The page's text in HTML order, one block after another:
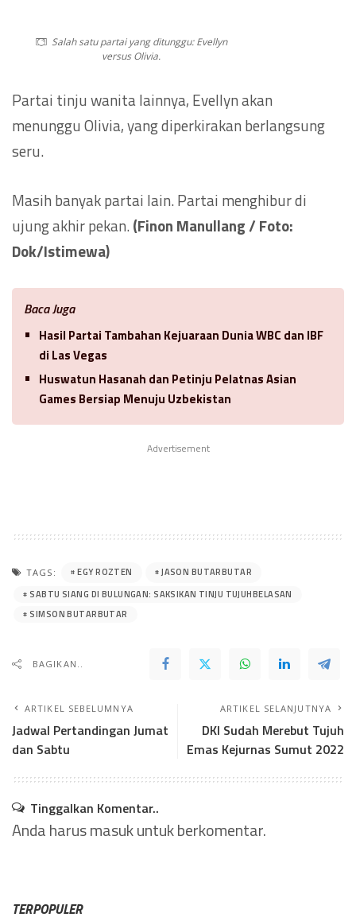
Salah satu partai yang ditunggu: Evellyn
versus Olivia.
Partai tinju wanita lainnya, Evellyn akan
menunggu Olivia, yang diperkirakan berlangsung
seru.
Masih banyak partai lain. Partai menghibur di
ujung akhir pekan.(Finon Manullang / Foto:
Dok/Istimewa)
Baca Juga
Hasil Partai Tambahan Kejuaraan Dunia WBC dan IBF
di Las Vegas
Huswatun Hasanah dan Petinju Pelatnas Asian
Games Bersiap Menuju Uzbekistan
Advertisement
TAGS: EGY ROZTEN
JASON BUTARBUTAR
SABTU SIANG DI BULUNGAN: SAKSIKAN TINJU TUJUHBELASAN
SIMSON BUTARBUTAR
BAGIKAN..
ARTIKEL SEBELUMNYA
Jadwal Pertandingan Jumat
dan Sabtu
ARTIKEL SELANJUTNYA
DKI Sudah Merebut Tujuh
Emas Kejurnas Sumut 2022
Tinggalkan Komentar..
Anda harusmasukuntuk berkomentar.
TERPOPULER